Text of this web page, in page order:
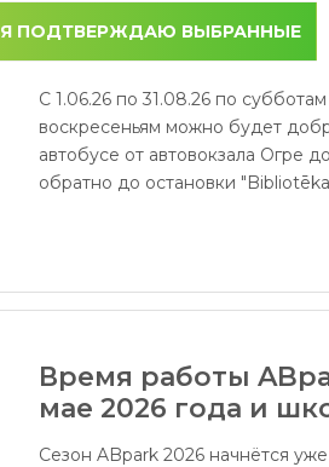
Площадка водяных пушек.
Автобусное
от Огре до ABpark в
сезоне 2026 года
С 1.06.26 по 31.08.26 по
воскресеньям можно будет
автобусе от автовокзала Огре
обратно до остановки
Время работы
мае 2026 года и
экскурсии
Сезон ABpark 2026 начнётся
Я ПОДТВЕРЖДАЮ ВЫБРАННЫЕ